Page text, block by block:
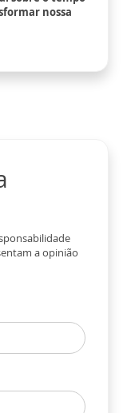
nossa
a opinião